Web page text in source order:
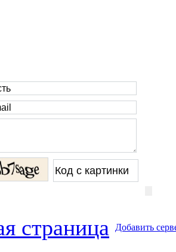
страница Добавить